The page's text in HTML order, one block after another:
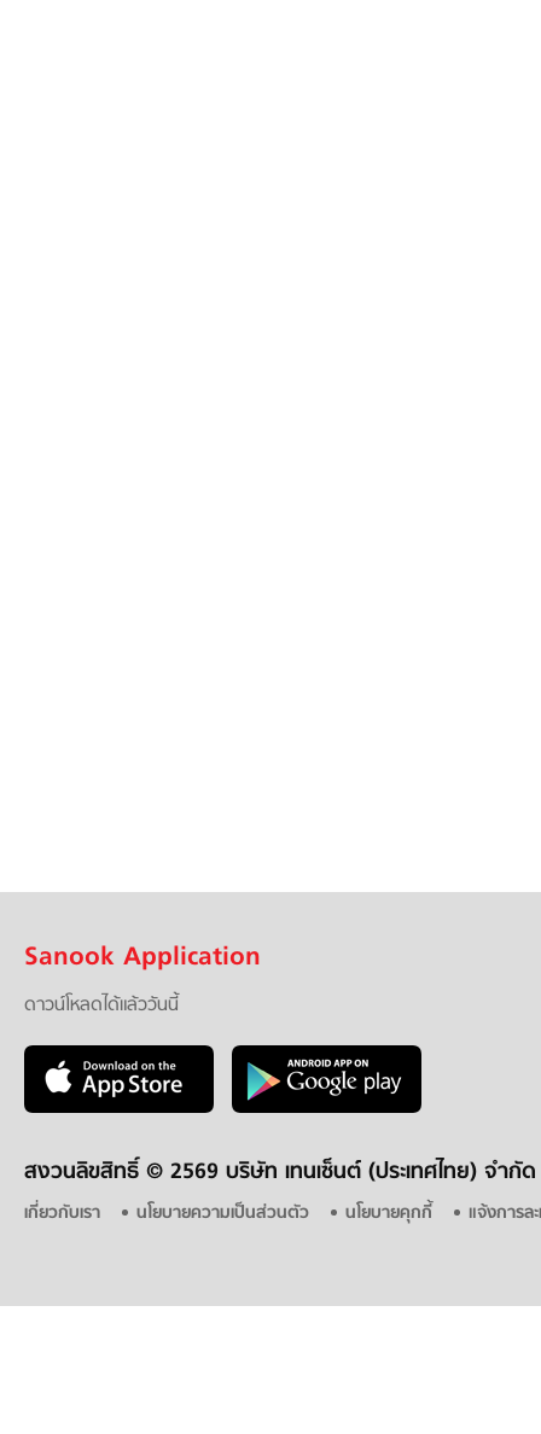
Sanook Application
ดาวน์โหลดได้แล้ววันนี้
สงวนลิขสิทธิ์ © 2569 บริษัท เทนเซ็นต์ (ประเทศไทย) จำกัด
เกี่ยวกับเรา นโยบายความเป็นส่วนตัว นโยบายคุกกี้ แจ้งการล